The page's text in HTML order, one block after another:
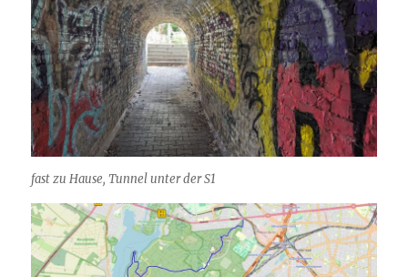
fast zu Hause, Tunnel unter der S1